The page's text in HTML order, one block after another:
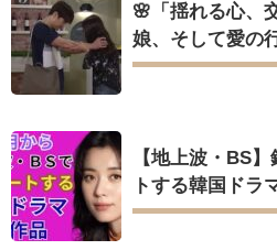
🌸「揺れる心、
娘、そして愛の
【地上波・BS
トする韓国ドラ